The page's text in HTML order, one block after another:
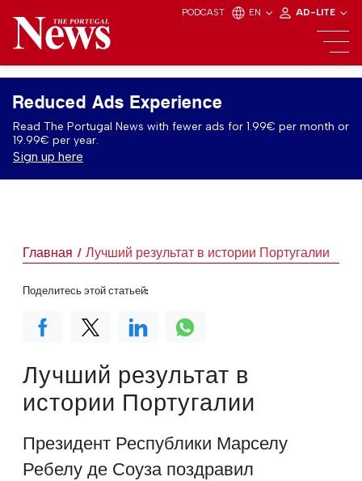
PODCAST EN AD-LITE
Reduced Ads Experience
Read The Portugal News with fewer ads for 1.99€ per month or
19.99€ per year.
Sign up here
Главная Лучший результат в истории Португалии
Лучший результат в
истории Португалии
Президент Республики Марселу
Ребелу де Соуза поздравил
Поделитесь этой статьей: